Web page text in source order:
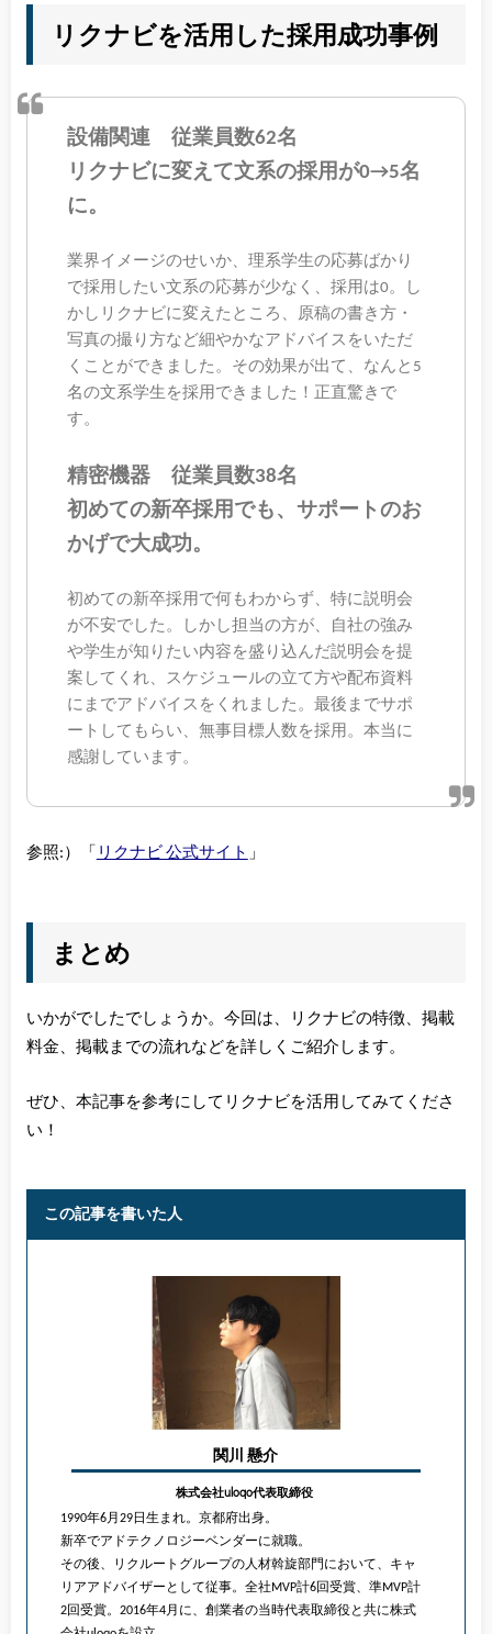
リクナビを活用した採用成功事例
設備関連 従業員数62名
リクナビに変えて文系の採用が0→5名
に。
業界イメージのせいか、理系学生の応募ばかり
で採用したい文系の応募が少なく、採用は0。し
かしリクナビに変えたところ、原稿の書き方・
写真の撮り方など細やかなアドバイスをいただ
くことができました。その効果が出て、なんと5
名の文系学生を採用できました！正直驚きで
す。
精密機器 従業員数38名
初めての新卒採用でも、サポートのお
かげで大成功。
初めての新卒採用で何もわからず、特に説明会
が不安でした。しかし担当の方が、自社の強み
や学生が知りたい内容を盛り込んだ説明会を提
案してくれ、スケジュールの立て方や配布資料
にまでアドバイスをくれました。最後までサポ
ートしてもらい、無事目標人数を採用。本当に
感謝しています。
参照:）「 リクナビ 公式サイト 」
まとめ
いかがでしたでしょうか。今回は、リクナビの特徴、掲載
料金、掲載までの流れなどを詳しくご紹介します。
ぜひ、本記事を参考にしてリクナビを活用してみてくださ
い！
この記事を書いた人
関川 懸介
株式会社uloqo代表取締役
1990年6月29日生まれ。京都府出身。
新卒でアドテクノロジーベンダーに就職。
その後、リクルートグループの人材斡旋部門において、キャ
リアアドバイザーとして従事。全社MVP計6回受賞、準MVP計
2回受賞。2016年4月に、創業者の当時代表取締役と共に株式